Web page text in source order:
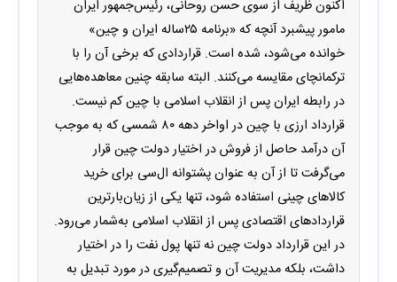
اکنون ظریف از سوی حسن روحانی، رئیس‌جمهور ایران
مامور پیشبرد آنچه که «برنامه ۲۵ساله ایران و چین»
خوانده می‌شود، شده است. قراردادی که برخی آن را با
ترکمانچای مقایسه می‌کنند. البته سابقه چنین معاهده‌هایی
در رابطه ایران پس از انقلاب اسلامی با چین کم نیست.
قرارداد ارزی با چین در اواخر دهه ۸۰ شمسی که به موجب
آن درآمد حاصل از فروش در اختیار دولت چین قرار
می‌گرفت تا از آن به عنوان پشتوانه ال‌سی برای خرید
کالاهای چینی استفاده شود، تنها یکی از زیان‌بارترین
قراردادهای اقتصادی پس از انقلاب اسلامی به‌شمار می‌رود.
در این قرارداد دولت چین نه تنها پول نفت را در اختیار
داشت، بلکه مدیریت آن و تصمیم‌گیری در مورد تبدیل به